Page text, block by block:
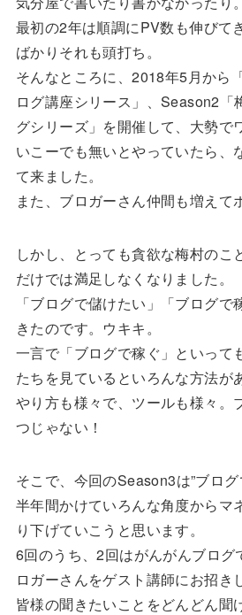
最初の2年は順調にPV数も伸びて
ばかりそれも頭打ち。
そんなところに、2018年5月から
ログ講座シリース」、Season2「
グシリーズ」を開催して、大勢で
いこーでも無いとやっていたら、
て来ました。
また、ブロガーさん仲間も増えて
しかし、とっても貪欲な梅村のこ
だけでは満足しなくなりました。
「ブログで儲けたい」「ブログで
きたのです。ウキキ。
一言で「ブログで稼ぐ」といって
たちを見ているといろんな方法が
やり方も様々で、ツールも様々。
つじゃない！
そこで、今回のSeason3は”ブログ
半年間かけていろんな角度からマ
り下げていこうと思います。
6回のうち、2回はがんがんブログ
ロガーさんをゲスト講師にお招き
皆様の聞きたいことをどんどん聞